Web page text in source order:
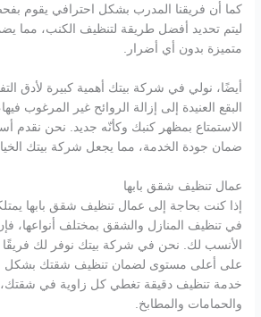
كما أن فريقنا المدرب بشكل احترافي يقوم
ليتم تحديد أفضل طريقة لتنظيف الكنب، مما
متميزة بدون أي أضرار.
أيضًا، نولي في شركة بيتك أهمية كبيرة لأدق
البقع العنيدة إلى إزالة الروائح غير المرغوب
الاستمتاع بمظهر كنبك وكأنّه جديد. نحن نقدم
ضمان جودة الخدمة، مما يجعل شركة بيتك
عمال تنظيف شقق بابها
إذا كنت بحاجة إلى عمال تنظيف شقق بابها
في تنظيف المنازل والشقق بمختلف أنواعها،
الأنسب لك. نحن في شركة بيتك نوفر لك فريقًا
على أعلى مستوى لضمان تنظيف شقتك بشكل
خدمة تنظيف دقيقة تغطي كل زاوية في شقتك،
والحمامات والمطابخ.